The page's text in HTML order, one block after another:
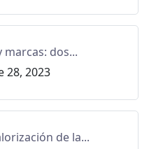
dos...
28, 2023
de la...